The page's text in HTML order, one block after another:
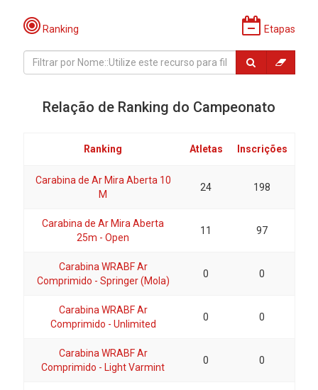
Ranking Etapas
Relação de Ranking do Campeonato
Ranking Atletas Inscrições
Carabina de Ar Mira Aberta 10
M
24 198
Carabina de Ar Mira Aberta
25m - Open
11 97
Carabina WRABF Ar
Comprimido - Springer (Mola)
0 0
Carabina WRABF Ar
Comprimido - Unlimited
0 0
Carabina WRABF Ar
Comprimido - Light Varmint
0 0